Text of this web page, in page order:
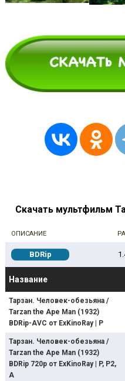
Скачать мультфильм
ОПИСАНИЕ
BDRip
Название
Тарзан. Человек-обезьяна /
Tarzan the Ape Man (1932)
BDRip-AVC от ExKinoRay | P
Тарзан. Человек-обезьяна /
Tarzan the Ape Man (1932)
BDRip 720p от ExKinoRay | P, P2,
A